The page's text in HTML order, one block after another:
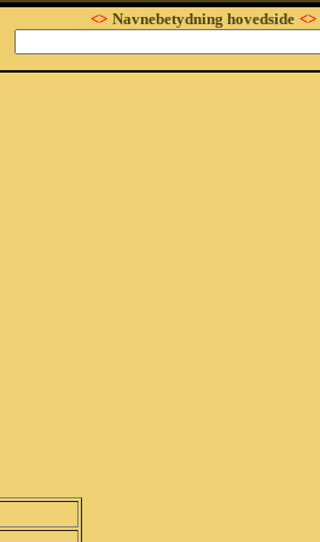
<> Navnebetydning hovedside <>